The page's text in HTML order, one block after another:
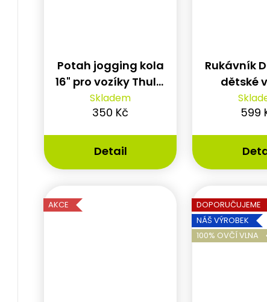
Potah jogging kola
16" pro vozíky Thule,
Leggero,CROOZER a
XLC
Skladem
350 Kč
Detail
Rukávník
dětské
599
AKCE
DOPORUČUJEME
NÁŠ VÝROBEK
100% OVČÍ VLNA